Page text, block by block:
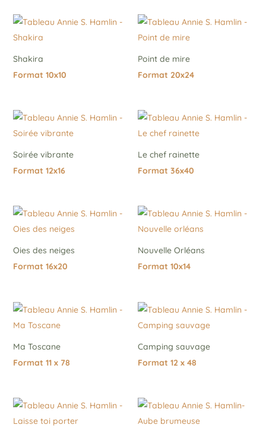
Shakira
Format 10x10
Point de mire
Format 20x24
Soirée vibrante
Format 12x16
Le chef rainette
Format 36x40
Oies des neiges
Format 16x20
Nouvelle Orléans
Format 10x14
Ma Toscane
Format 11 x 78
Camping sauvage
Format 12 x 48